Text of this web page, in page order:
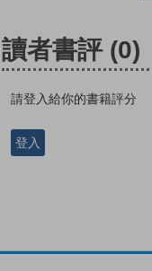
讀者書評 (0)
請登入給你的書籍評分
登入